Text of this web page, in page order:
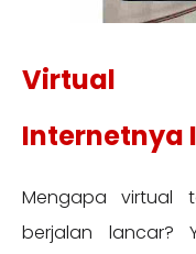
Virtual
Internetnya
Mengapa virtual
berjalan lancar?